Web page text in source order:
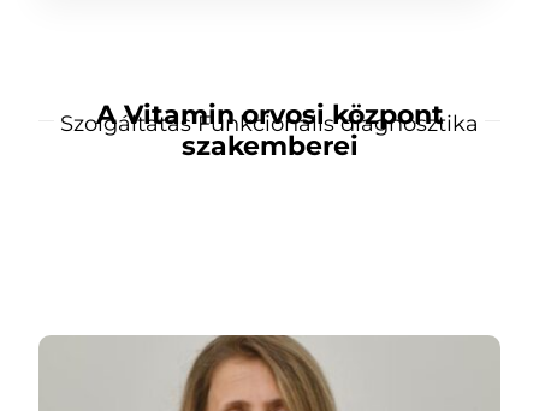
A Vitamin orvosi központ
szakemberei
Szolgáltatás Funkcionális diagnosztika